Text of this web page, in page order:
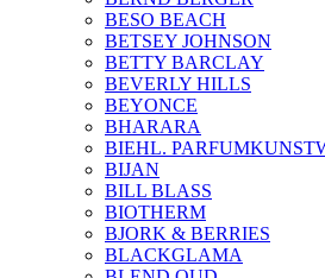
BESO BEACH
BETSEY JOHNSON
BETTY BARCLAY
BEVERLY HILLS
BEYONCE
BHARARA
BIEHL.
BIJAN
BILL BLASS
BIOTHERM
BJORK & BERRIES
BLACKGLAMA